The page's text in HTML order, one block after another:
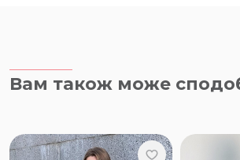
Вам також може